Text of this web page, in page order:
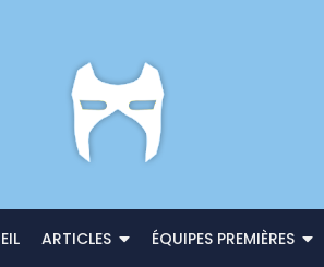
ARTICLES ÉQUIPES PREMIÈRES